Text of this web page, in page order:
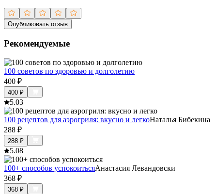
Опубликовать отзыв
Рекомендуемые
100 советов по здоровью и долголетию
400 ₽
400 ₽
5.03
100 рецептов для аэрогриля: вкусно и легкоНаталья Бибекина
288 ₽
288 ₽
5.08
100+ способов успокоитьсяАнастасия Левандовски
368 ₽
368 ₽